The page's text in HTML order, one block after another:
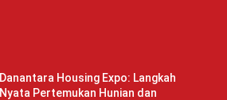
Danantara Housing Expo: Langkah
Nyata Pertemukan Hunian dan